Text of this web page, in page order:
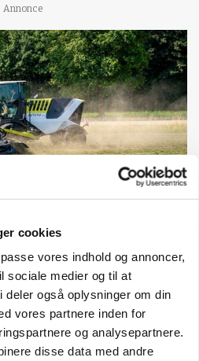
cookies
vores indhold og annoncer,
sociale medier og til at
også oplysninger om din
vores partnere inden for
og analysepartnere.
disse data med andre
Annonce
skårlægger afprøves i år
Annonce
på elefantgræs
Annonce